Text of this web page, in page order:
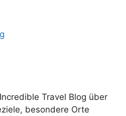
Travel Blog über
besondere Orte